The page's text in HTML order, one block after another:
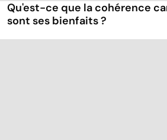
Qu'est-ce que la cohérence
sont ses bienfaits ?